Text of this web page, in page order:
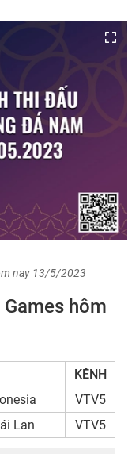
nay 13/5/2023
hôm
KÊNH
VTV5
Lan VTV5